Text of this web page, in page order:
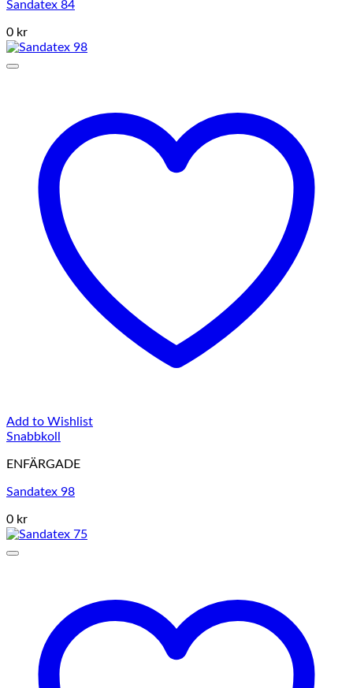
Sandatex 84
0 kr
Add to Wishlist
Snabbkoll
ENFÄRGADE
Sandatex 98
0 kr